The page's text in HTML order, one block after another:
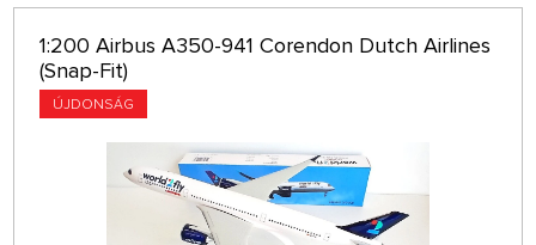
1:200 Airbus A350-941 Corendon Dutch Airlines
(Snap-Fit)
ÚJDONSÁG